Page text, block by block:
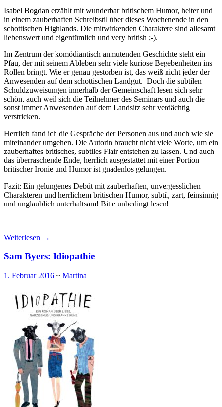
Isabel Bogdan erzählt mit wunderbar britischem Humor, heiter und
in einem zauberhaften Schreibstil über dieses Wochenende in den
schottischen Highlands. Die mitwirkenden Charaktere sind allesamt
liebenswert und eigentümlich und very british ;-).
Im Zentrum der komödiantisch anmutenden Geschichte steht ein
Pfau, der mit seinem Ableben sehr viele kuriose Begebenheiten ins
Rollen bringt. Wie er genau gestorben ist, das weiß nicht jeder der
Anwesenden auf dem schottischen Landgut. Doch die subtilen
Schuldzuweisungen innerhalb der Gemeinschaft lesen sich sehr
schön, auch weil sich die Teilnehmer des Seminars und auch die
sonst immer Anwesenden auf dem Landsitz sehr verdächtig
verstricken.
Herrlich fand ich die Gespräche der Personen aus und auch wie sie
miteinander umgehen. Die Autorin braucht nicht viele Worte, um ein
zauberhaftes britisches, subtiles Flair entstehen zu lassen. Und auch
das überraschende Ende, herrlich ausgestattet mit einer Portion
britischer Ironie und Humor ist gnadenlos gelungen.
Fazit: Ein gelungenes Debüt mit zauberhaften, unvergesslichen
Charakteren und herrlichem britischen Humor, subtil, zart, feinsinnig
und unglaublich unterhaltsam! Bitte unbedingt lesen!
Weiterlesen →
Sam Byers: Idiopathie
1. Februar 2016 ~ Martina